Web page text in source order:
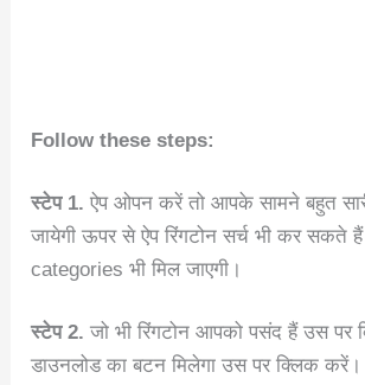
Follow these steps:
स्टेप 1. ऐप ओपन करें तो आपके सामने बहुत
जायेगी ऊपर से ऐप रिंगटोन सर्च भी कर सकते
categories भी मिल जाएगी।
स्टेप 2. जो भी रिंगटोन आपको पसंद हैं उस पर
डाउनलोड का बटन मिलेगा उस पर क्लिक